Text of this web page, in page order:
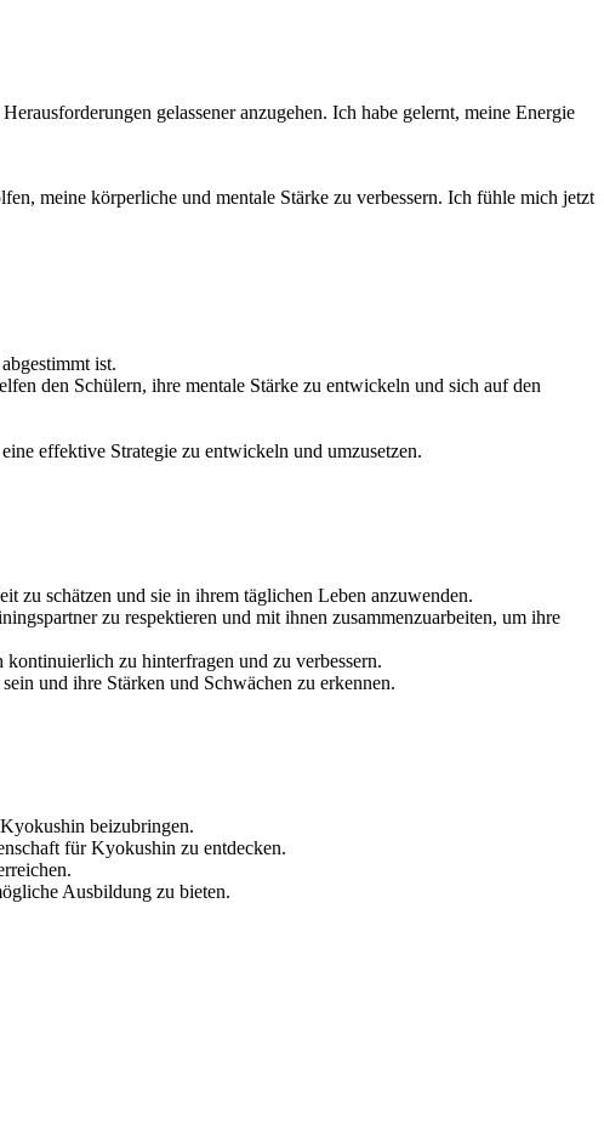
gelassener anzugehen. Ich habe gelernt, meine Energie
meine körperliche und mentale Stärke zu verbessern. Ich fühle mich jetzt
ist.
den Schülern, ihre mentale Stärke zu entwickeln und sich auf den
effektive Strategie zu entwickeln und umzusetzen.
zu schätzen und sie in ihrem täglichen Leben anzuwenden.
zu respektieren und mit ihnen zusammenzuarbeiten, um ihre
zu hinterfragen und zu verbessern.
und ihre Stärken und Schwächen zu erkennen.
beizubringen.
für Kyokushin zu entdecken.
Ausbildung zu bieten.